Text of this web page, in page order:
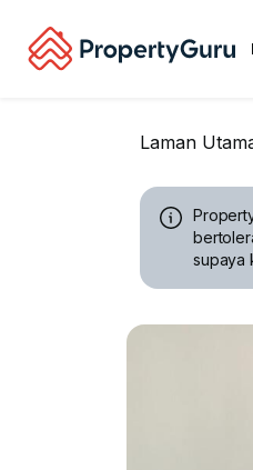
Laman
supaya